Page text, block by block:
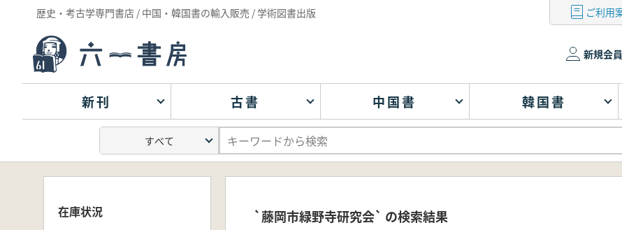
歴史・考古学専門書店 / 中国・韓国書の輸入販売 / 学術図書出版 ご利用
新規会
新刊 古書 中国書 韓国書
在庫状況
`藤岡市緑野寺研究会` の検索結果